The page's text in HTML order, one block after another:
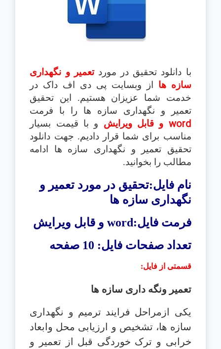
با دانلود تحقیق در موردتعمیر و نگهداری
سازه ها
از وبسایت پی دی اف داک در
خدمت شما عزیزان هستیم. این تحقیق
تعمیر و نگهداری سازه ها را با فرمت
word و قابل ویرایش و با قیمت بسیار
مناسب برای شما قرار دادیم. جهت دانلود
تحقیق تعمیر و نگهداری سازه ها ادامه
مطالب را بخوانید.
نام فایل:تحقیق در مورد تعمیر و
نگهداری سازه ها
فرمت فایل:word و قابل ویرایش
تعداد صفحات فایل: 10 صفحه
قسمتی از فایل:
تعمیر ونگه داری سازه ها
یکی ازمراحل فرایند ترمیم و نگهداری
سازه ها، تشخیص و
ارزیابی محل وابعاد
خرابی و ترک خوردگی قبل از تعمیر و